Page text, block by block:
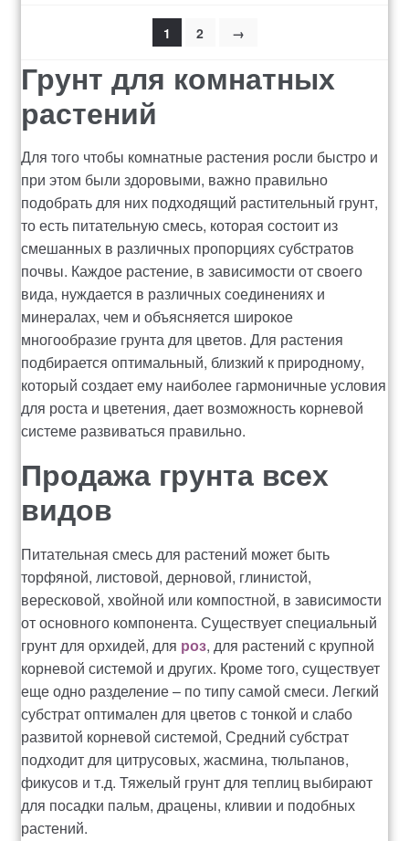
1 2 →
Грунт для комнатных
растений
Для того чтобы комнатные растения росли быстро и
при этом были здоровыми, важно правильно
подобрать для них подходящий растительный грунт,
то есть питательную смесь, которая состоит из
смешанных в различных пропорциях субстратов
почвы. Каждое растение, в зависимости от своего
вида, нуждается в различных соединениях и
минералах, чем и объясняется широкое
многообразие грунта для цветов. Для растения
подбирается оптимальный, близкий к природному,
который создает ему наиболее гармоничные условия
для роста и цветения, дает возможность корневой
системе развиваться правильно.
Продажа грунта всех
видов
Питательная смесь для растений может быть
торфяной, листовой, дерновой, глинистой,
вересковой, хвойной или компостной, в зависимости
от основного компонента. Существует специальный
грунт для орхидей, для роз, для растений с крупной
корневой системой и других. Кроме того, существует
еще одно разделение – по типу самой смеси. Легкий
субстрат оптимален для цветов с тонкой и слабо
развитой корневой системой, Средний субстрат
подходит для цитрусовых, жасмина, тюльпанов,
фикусов и т.д. Тяжелый грунт для теплиц выбирают
для посадки пальм, драцены, кливии и подобных
растений.